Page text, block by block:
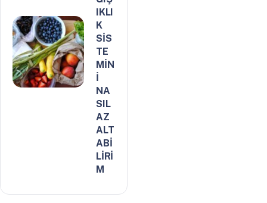
IKLI
K
SİS
TE
MİN
İ
NA
SIL
AZ
ALT
ABİ
LİRİ
M